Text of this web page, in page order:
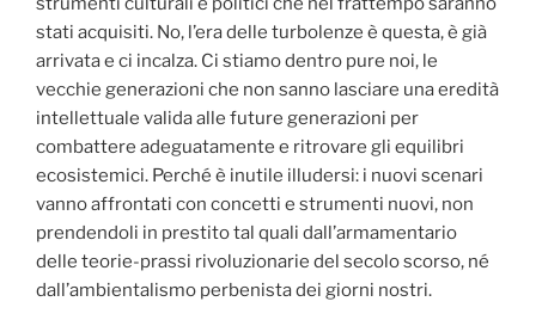
stati acquisiti. No, l’era delle turbolenze è questa, è già
arrivata e ci incalza. Ci stiamo dentro pure noi, le
vecchie generazioni che non sanno lasciare una eredità
intellettuale valida alle future generazioni per
combattere adeguatamente e ritrovare gli equilibri
ecosistemici. Perché è inutile illudersi: i nuovi scenari
vanno affrontati con concetti e strumenti nuovi, non
prendendoli in prestito tal quali dall’armamentario
delle teorie-prassi rivoluzionarie del secolo scorso, né
dall’ambientalismo perbenista dei giorni nostri.